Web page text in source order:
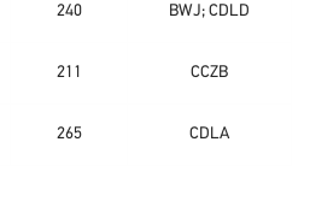
240 BWJ; CDLD
211 CCZB
265 CDLA